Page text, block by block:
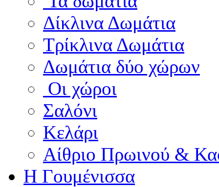
Δίκλινα Δωμάτια
Τρίκλινα Δωμάτια
Δωμάτια δύο χώρων
Οι χώροι
Σαλόνι
Κελάρι
Αίθριο Πρωινού &
Η Γουμένισσα